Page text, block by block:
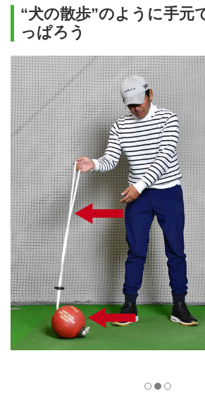
“犬の散歩”のように手元
っぱろう